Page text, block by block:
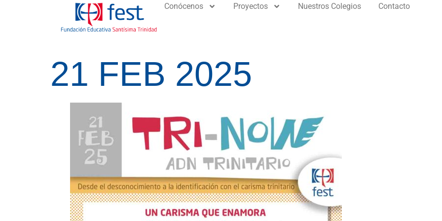
Conócenos Proyectos Nuestros Colegios Contacto
21 FEB 2025